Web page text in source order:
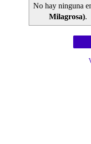
No hay ninguna
Milagrosa).